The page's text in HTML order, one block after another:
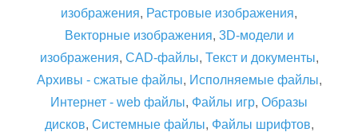
изображения, Растровые изображения,
Векторные изображения, 3D-модели и
изображения, CAD-файлы, Текст и документы,
Архивы - сжатые файлы, Исполняемые файлы,
Интернет - web файлы, Файлы игр, Образы
дисков, Системные файлы, Файлы шрифтов,